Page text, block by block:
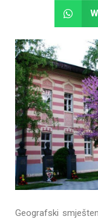
Geografski